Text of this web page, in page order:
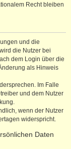
Recht bleiben
und die
die Nutzer bei
dem Login über die
als Hinweis
Im Falle
und dem Nutzer
wenn der Nutzer
widerspricht.
Daten